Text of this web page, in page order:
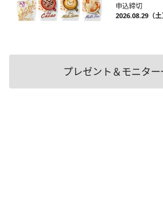
申込締切
2026.08.29（
プレゼント＆モニタ